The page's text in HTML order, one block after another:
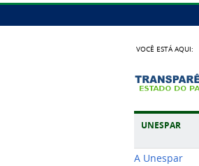
VOCÊ ESTÁ AQUI:
UNESPAR
A Unespar